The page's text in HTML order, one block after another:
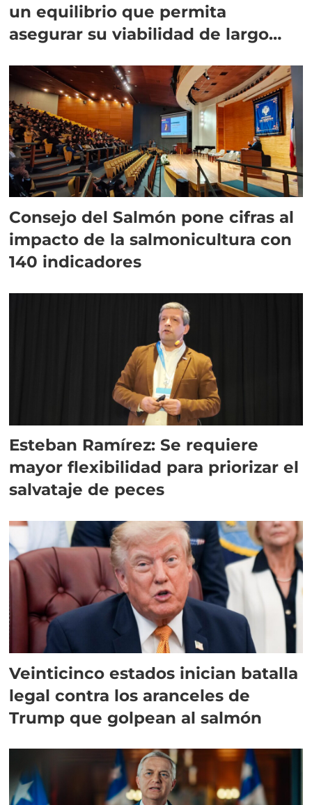
un equilibrio que permita
asegurar su viabilidad de largo
Consejo del Salmón pone cifras al
impacto de la salmonicultura con
140 indicadores
Esteban Ramírez: Se requiere
mayor flexibilidad para priorizar el
salvataje de peces
Veinticinco estados inician batalla
legal contra los aranceles de
Trump que golpean al salmón